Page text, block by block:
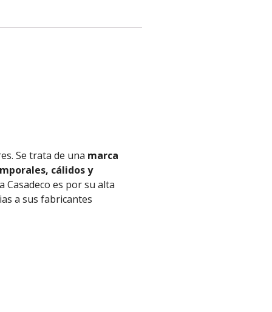
Se trata de una marca
cálidos y
Casadeco es por su alta
a sus fabricantes